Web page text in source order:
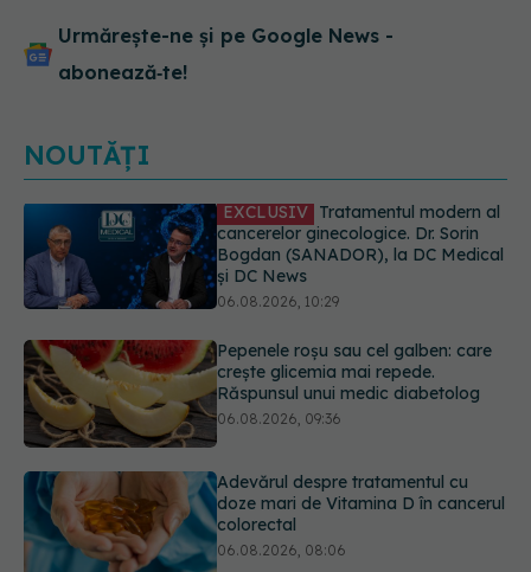
Urmărește-ne și pe Google News -
abonează‑te!
NOUTĂȚI
Pepenele roșu sau cel galben: care
crește glicemia mai repede.
Răspunsul unui medic diabetolog
06.08.2026, 09:36
Adevărul despre tratamentul cu
doze mari de Vitamina D în cancerul
colorectal
Gabriela Cristea, manifest pentru
respect și acceptare: Corpul
fiecăruia spune o poveste